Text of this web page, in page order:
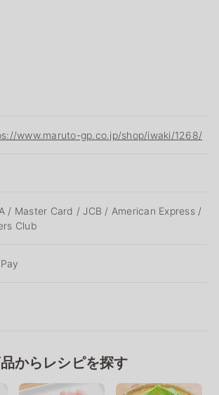
www.maruto-gp.co.jp/shop/iwaki/1268/
/ Master Card / JCB / American Express /
Club
からレシピを探す